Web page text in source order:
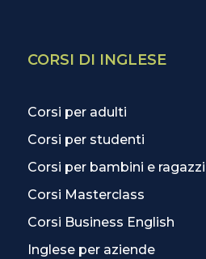
CORSI DI INGLESE
Corsi per adulti
Corsi per studenti
Corsi per bambini e ragazzi
Corsi Masterclass
Corsi Business English
Inglese per aziende